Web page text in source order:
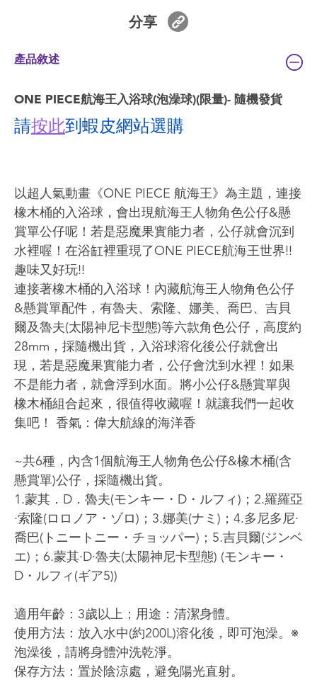
分享
產品敘述
ONE PIECE航海王入浴球(泡澡球)(限量)- 隨機發貨
請按此到蝦皮網站選購
以超人氣動畫《ONE PIECE 航海王》為主題，連接
橡木桶的入浴球，會出現航海王人物角色公仔&懸
賞單公仔呢！若是惡魔果實能力者，公仔就會沉到
水裡喔！在浴缸裡重現了ONE PIECE航海王世界!!
趣味又好玩!!
連接著橡木桶的入浴球！內藏航海王人物角色公仔
&懸賞單配件，有魯夫、索隆、娜美、喬巴、吉貝
爾及魯夫(太陽神尼卡型態)等六款角色公仔，高度約
28mm，採隨機出貨，入浴球溶化後公仔就會出
現，若是惡魔果實能力者，公仔會沈到水裡！如果
不是能力者，就會浮到水面。將小公仔&懸賞單與
橡木桶組合起來，很值得收藏喔！就讓我們一起收
集吧！ 香氣：偉大航線的海洋香
~共6種，內含1個航海王人物角色公仔&橡木桶(含
懸賞單)公仔，採隨機出貨。
1.蒙其．D．魯夫(モンキー・D・ルフィ)；2.羅羅亞
·索隆(ロロノア・ゾロ)；3.娜美(ナミ)；4.多尼多尼·
喬巴(トニートニー・チョッパー)；5.吉貝爾(ジンベ
エ)；6.蒙其·D·魯夫(太陽神尼卡型態) (モンキー・
D・ルフィ(ギア5))
適用年齡：3歲以上；用途：清潔身體。
使用方法：放入水中(約200L)溶化後，即可泡澡。※
泡澡後，請將身體沖洗乾淨。
保存方法：置於陰涼處，避免陽光直射。